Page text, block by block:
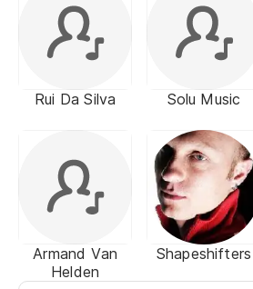
Rui Da Silva Solu Music
Armand Van
Helden
Shapeshifters